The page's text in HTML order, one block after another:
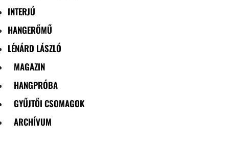
INTERJÚ
HANGERŐMŰ
LÉNÁRD LÁSZLÓ
MAGAZIN
HANGPRÓBA
GYŰJTŐI CSOMAGOK
ARCHÍVUM